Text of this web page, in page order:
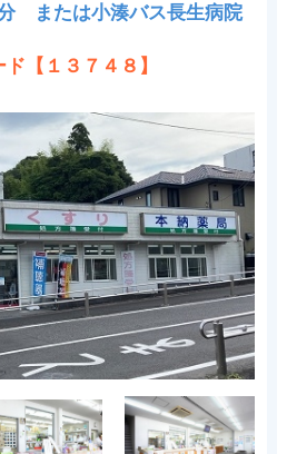
または小湊バス長生病院
【１３７４８】